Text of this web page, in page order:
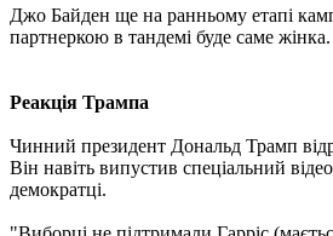
Джо Байден ще на ранньому етапі
партнеркою в тандемі буде саме жінка.
Реакція Трампа
Чинний президент Дональд Трамп
Він навіть випустив спеціальний
демократці.